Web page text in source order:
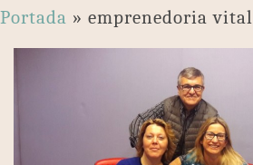
Portada » emprenedoria vital